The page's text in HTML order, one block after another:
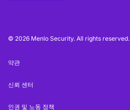
© 2026 Menlo Security. All rights reserved.
약관
신뢰 센터
인권 및 노동 정책